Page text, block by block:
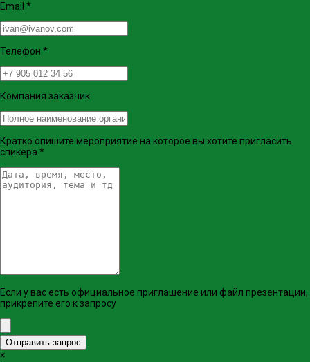
Email *
Телефон *
Компания заказчик
Кратко опишите мероприятие на которое вы хотите пригласить
спикера *
Если у вас есть официальное приглашение или файл презентации,
прикрепите его к запросу
Отправить запрос
×